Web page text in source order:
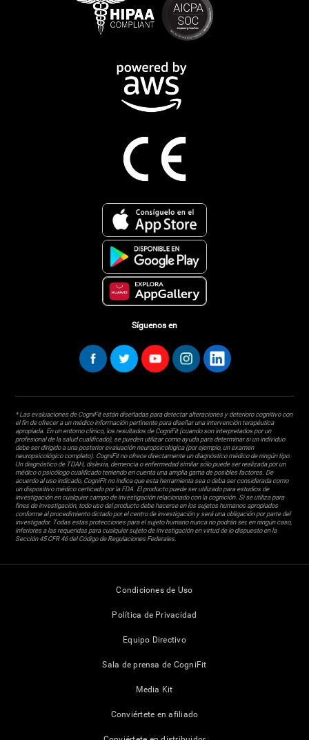
Síguenos en
* Las evaluaciones de CogniFit están diseñadas para detectar alteraciones y deterioro cognitivo con
el fin de ofrecer a un médico información pertinente para diseñar una intervención terapéutica
apropiada. En un entorno clínico, los resultados de CogniFit (cuando son interpretados por un
profesional de la salud cualificado), se pueden utilizar como ayuda para determinar si un individuo
debe ser dirigido a una posterior evaluación neuropsicológica (por ejemplo, un examen
neuropsicológico completo). CogniFit no ofrece directamente un diagnóstico médico de ningún tipo.
Un diagnóstico de TDAH, dislexia, demencia o enfermedad similar sólo puede ser realizada por un
médico o psicólogo cualificado teniendo en cuenta una amplia gama de posibles factores. De
acuerdo al uso indicado, CogniFit no indica que esta herramienta sea o deba ser considerada como
un dispositivo médico certicado por la FDA. El producto puede ser utilizado para estudios de
investigación en cualquier campo de investigación relacionado con la cognición. Si se utiliza para
fines de investigación, todo uso del producto debe hacerse en los sujetos humanos apropiados
conforme al procedimiento dictado por el centro de investigación y será una obligación por parte del
investigador. Todas estas protecciones para el sujeto humano nunca no podrán ser, en ningún caso,
inferiores a las requeridas para cualquier sujeto de investigación en virtud de lo dispuesto en la
Sección 45 CFR 46 del Código de Regulaciones Federales.
Condiciones de Uso
Política de Privacidad
Equipo Directivo
Sala de prensa de CogniFit
Media Kit
Conviértete en afiliado